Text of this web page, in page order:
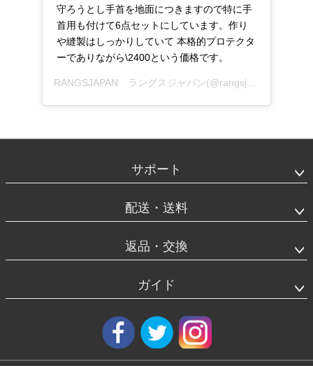
守ろうとし手首を地面につきますので特に手
首用も付けて6点セットにしています。作り
や縫製はしっかりしていて 本格的プロテクタ
ーでありながら\2400という価格です。
RANGSJAPAN ラングスジャパン(@rangsjapan)がシェアした投稿 -
サポート
配送・送料
返品・交換
ガイド